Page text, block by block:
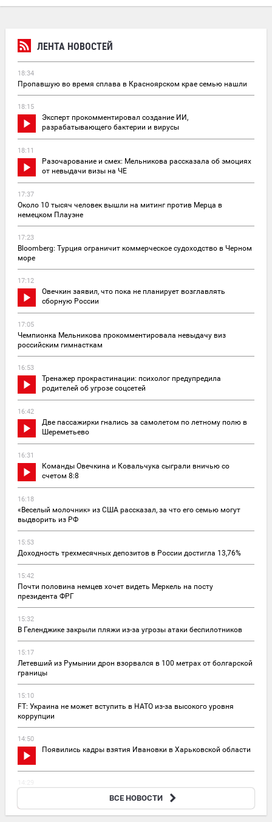
ЛЕНТА НОВОСТЕЙ
18:34
Пропавшую во время сплава в Красноярском крае семью нашли
18:15
Эксперт прокомментировал создание ИИ,
разрабатывающего бактерии и вирусы
18:11
Разочарование и смех: Мельникова рассказала об эмоциях
от невыдачи визы на ЧЕ
17:37
Около 10 тысяч человек вышли на митинг против Мерца в
немецком Плауэне
17:23
Bloomberg: Турция ограничит коммерческое судоходство в Черном
море
17:12
Овечкин заявил, что пока не планирует возглавлять
сборную России
17:05
Чемпионка Мельникова прокомментировала невыдачу виз
российским гимнасткам
16:53
Тренажер прокрастинации: психолог предупредила
родителей об угрозе соцсетей
16:42
Две пассажирки гнались за самолетом по летному полю в
Шереметьево
16:31
Команды Овечкина и Ковальчука сыграли вничью со
счетом 8:8
16:18
«Веселый молочник» из США рассказал, за что его семью могут
выдворить из РФ
15:53
Доходность трехмесячных депозитов в России достигла 13,76%
15:42
Почти половина немцев хочет видеть Меркель на посту
президента ФРГ
15:32
В Геленджике закрыли пляжи из-за угрозы атаки беспилотников
15:17
Летевший из Румынии дрон взорвался в 100 метрах от болгарской
границы
15:10
FT: Украина не может вступить в НАТО из-за высокого уровня
коррупции
14:50
Появились кадры взятия Ивановки в Харьковской области
«Как вы все успеваете?»: женщина-замполит рассказала о
ВСЕ НОВОСТИ